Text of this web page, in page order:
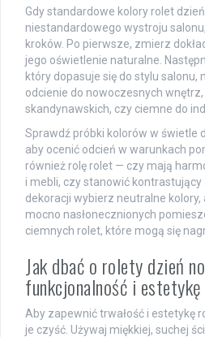
Gdy standardowe kolory rolet
niestandardowego wystroju
kroków. Po pierwsze, zmierz
jego oświetlenie naturalne.
który dopasuje się do stylu salonu,
odcienie do nowoczesnych
skandynawskich, czy ciemne do
Sprawdź próbki kolorów w świetle
aby ocenić odcień w warunkach
również rolę rolet — czy mają
i mebli, czy stanowić
dekoracji wybierz neutralne
mocno nasłonecznionych
ciemnych rolet, które mogą się
Jak dbać o rolety dzień
funkcjonalność i
Aby zapewnić trwałość i estetykę
je czyść. Używaj miękkiej, suchej